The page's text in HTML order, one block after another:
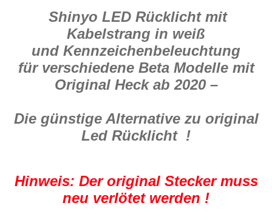
Shinyo LED Rücklicht mit
Kabelstrang in weiß
und Kennzeichenbeleuchtung
für verschiedene Beta Modelle mit
Original Heck ab 2020 –
Die günstige Alternative zu original
Led Rücklicht !
Hinweis: Der original Stecker muss
neu verlötet werden !